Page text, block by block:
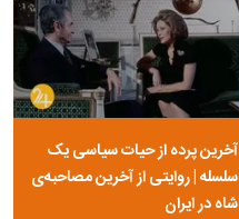
آخرین پرده از حیات سیاسی یک
سلسله | روایتی از آخرین مصاحبه‌ی
شاه در ایران